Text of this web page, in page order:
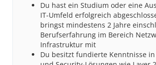
Du hast ein Studium oder eine
IT-Umfeld erfolgreich
bringst mindestens 2 Jahre
Berufserfahrung im Bereich
Infrastruktur mit
Du besitzt fundierte Kenntnisse